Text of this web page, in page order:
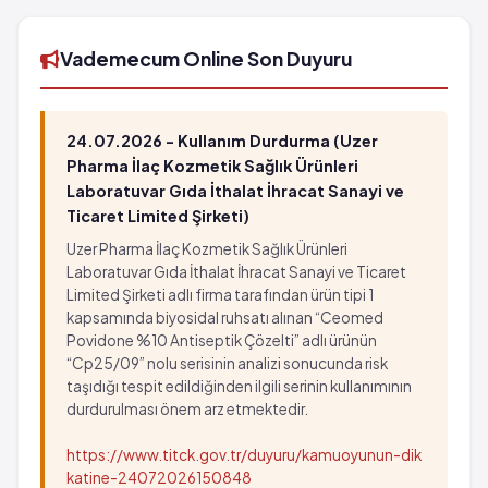
Vademecum Online Son Duyuru
24.07.2026 - Kullanım Durdurma (Uzer
Pharma İlaç Kozmetik Sağlık Ürünleri
Laboratuvar Gıda İthalat İhracat Sanayi ve
Ticaret Limited Şirketi)
Uzer Pharma İlaç Kozmetik Sağlık Ürünleri
Laboratuvar Gıda İthalat İhracat Sanayi ve Ticaret
Limited Şirketi adlı firma tarafından ürün tipi 1
kapsamında biyosidal ruhsatı alınan “Ceomed
Povidone %10 Antiseptik Çözelti” adlı ürünün
“Cp25/09” nolu serisinin analizi sonucunda risk
taşıdığı tespit edildiğinden ilgili serinin kullanımının
durdurulması önem arz etmektedir.
https://www.titck.gov.tr/duyuru/kamuoyunun-dik
katine-24072026150848